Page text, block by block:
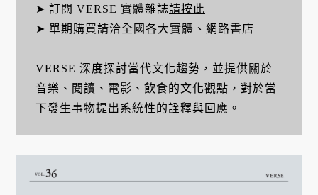
➤ 訂閱 VERSE 實體雜誌請按此
➤ 單期購買請洽全國各大實體、網路書店
VERSE 深度探討當代文化趨勢，並提供關於
音樂、閱讀、電影、飲食的文化觀點，對於當
下發生事物提出系統性的詮釋與回應。